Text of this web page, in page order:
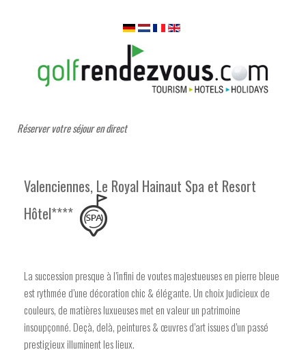
Réserver votre séjour en direct
Valenciennes, Le Royal Hainaut Spa et Resort
Hôtel****
La succession presque à l’infini de voutes majestueuses en pierre bleue
est rythmée d’une décoration chic & élégante. Un choix judicieux de
couleurs, de matières luxueuses met en valeur un patrimoine
insoupçonné. Deçà, delà, peintures & œuvres d’art issues d’un passé
prestigieux illuminent les lieux.